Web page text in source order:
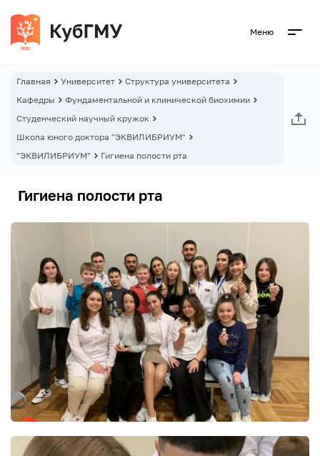
Меню
Главная Университет
Структура университета
Кафедры
Фундаментальной и клинической биохимии
Студенческий научный кружок
Школа юного доктора "ЭКВИЛИБРИУМ"
"ЭКВИЛИБРИУМ"
Гигиена полости рта
Гигиена полости рта